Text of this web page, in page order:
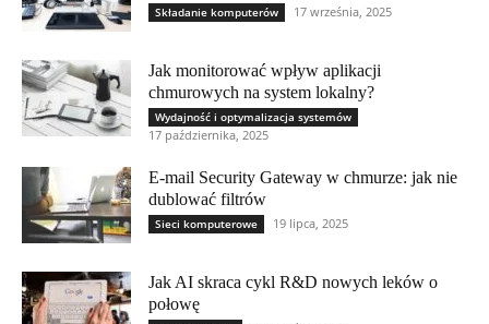
Składanie komputerów 17 września, 2025
Jak monitorować wpływ aplikacji
chmurowych na system lokalny?
Wydajność i optymalizacja systemów
17 października, 2025
E-mail Security Gateway w chmurze: jak nie
dublować filtrów
Sieci komputerowe 19 lipca, 2025
Jak AI skraca cykl R&D nowych leków o
połowę